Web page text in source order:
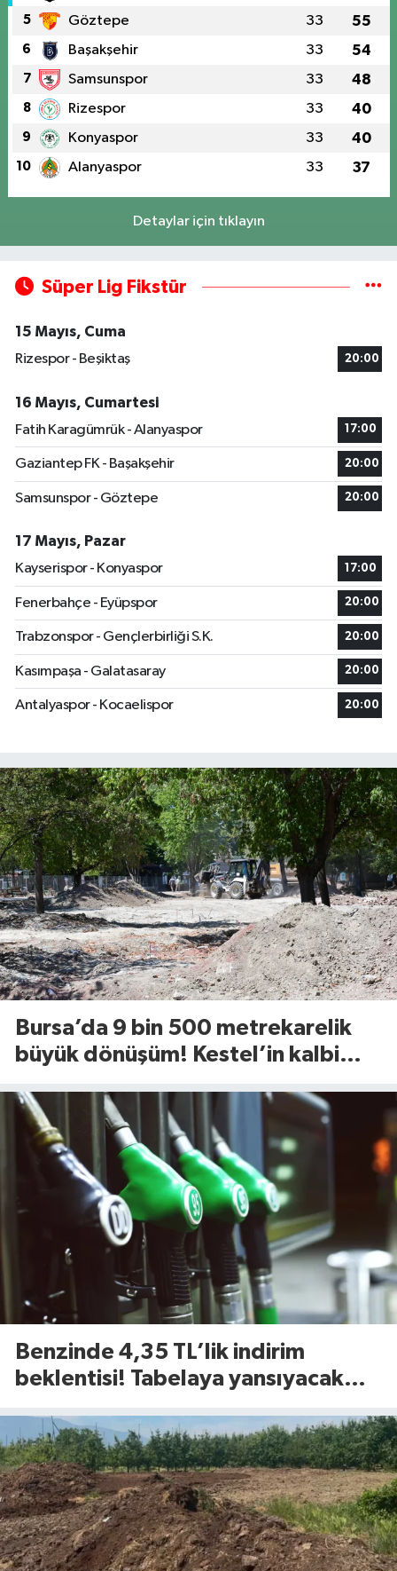
5 Göztepe 33 55
6 Başakşehir 33 54
7 Samsunspor 33 48
8 Rizespor 33 40
9 Konyaspor 33 40
10 Alanyaspor 33 37
Detaylar için tıklayın
Süper Lig Fikstür
15 Mayıs, Cuma
Rizespor - Beşiktaş
20:00
16 Mayıs, Cumartesi
Fatih Karagümrük - Alanyaspor
17:00
Gaziantep FK - Başakşehir 20:00
Samsunspor - Göztepe 20:00
17 Mayıs, Pazar
Kayserispor - Konyaspor
17:00
Fenerbahçe - Eyüpspor 20:00
Trabzonspor - Gençlerbirliği S.K. 20:00
Kasımpaşa - Galatasaray 20:00
Antalyaspor - Kocaelispor 20:00
Bursa’da 9 bin 500 metrekarelik
büyük dönüşüm! Kestel’in kalbi
Benzinde 4,35 TL’lik indirim
beklentisi! Tabelaya yansıyacak